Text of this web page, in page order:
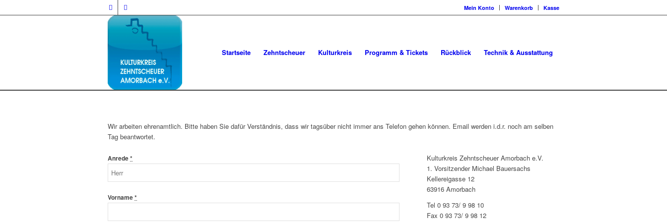
Mein Konto Warenkorb Kasse
Startseite Zehntscheuer Kulturkreis Programm & Tickets Rückblick Technik & Ausstattung
Wir arbeiten ehrenamtlich. Bitte haben Sie dafür Verständnis, dass wir tagsüber nicht immer ans Telefon gehen können. Email werden i.d.r. noch am selben
Tag beantwortet.
Anrede*
Vorname*
Kulturkreis Zehntscheuer Amorbach e.V.
1. Vorsitzender Michael Bauersachs
Kellereigasse 12
63916 Amorbach
Tel 0 93 73/ 9 98 10
Fax 0 93 73/ 9 98 12